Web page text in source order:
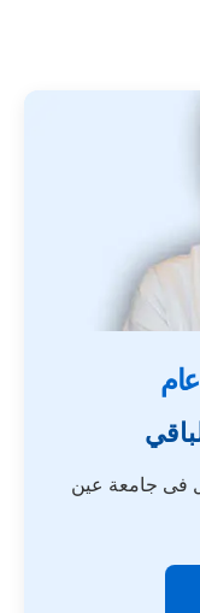
فى جامعة عين